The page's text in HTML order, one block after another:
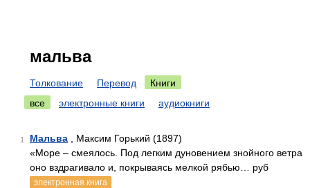
мальва
Толкование Перевод
Книги
все
электронные книги аудиокниги
1 Мальва , Максим Горький (1897)
«Море – смеялось. Под легким дуновением знойного ветра
оно вздрагивало и, покрываясь мелкой рябью… руб
электронная книга